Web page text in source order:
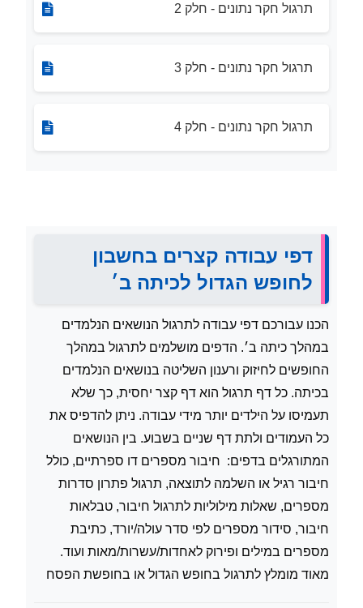
תרגול חקר נתונים - חלק 2
תרגול חקר נתונים - חלק 3
תרגול חקר נתונים - חלק 4
דפי עבודה קצרים בחשבון
לחופש הגדול לכיתה ב׳
הכנו עבורכם דפי עבודה לתרגול הנושאים הנלמדים
במהלך כיתה ב׳. הדפים מושלמים לתרגול במהלך
החופשים לחיזוק ורענון השליטה בנושאים הנלמדים
בכיתה. כל דף תרגול הוא דף קצר יחסית, כך שלא
תעמיסו על הילדים יותר מידי עבודה. ניתן להדפיס את
כל העמודים ולתת דף שניים בשבוע. בין הנושאים
המתורגלים בדפים: חיבור מספרים דו ספרתיים, כולל
חיבור רגיל או השלמה לתוצאה, תרגול פתרון סדרות
מספרים, שאלות מילוליות לתרגול חיבור, טבלאות
חיבור, סידור מספרים לפי סדר עולה/יורד, כתיבת
מספרים במילים ופירוק לאחדות/עשרות/מאות ועוד.
מאוד מומלץ לתרגול בחופש הגדול או בחופשת הפסח